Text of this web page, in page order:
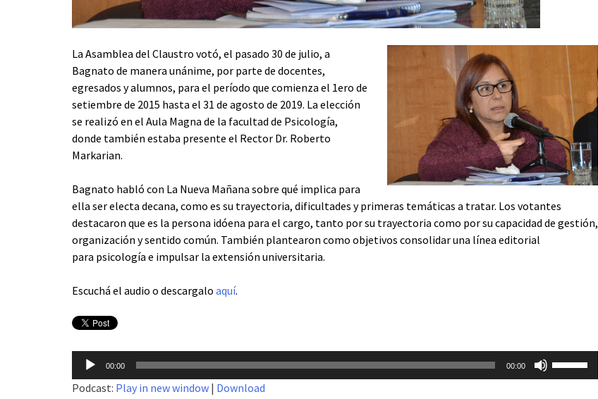
La Asamblea del Claustro votó, el pasado 30 de julio, a
Bagnato de manera unánime, por parte de docentes,
egresados y alumnos, para el período que comienza el 1ero de
setiembre de 2015 hasta el 31 de agosto de 2019. La elección
se realizó en el Aula Magna de la facultad de Psicología,
donde también estaba presente el Rector Dr. Roberto
Markarian.
Bagnato habló con La Nueva Mañana sobre qué implica para
ella ser electa decana, como es su trayectoria, dificultades y primeras temáticas a tratar. Los votantes
destacaron que es la persona idóena para el cargo, tanto por su trayectoria como por su capacidad de gestión,
organización y sentido común. También plantearon como objetivos consolidar una línea editorial
para psicología e impulsar la extensión universitaria.
Escuchá el audio o descargalo aquí.
Reproductor
audio
00:00 00:00
Podcast: Play in new window | Download